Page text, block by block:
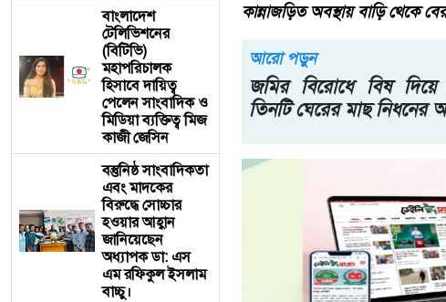
বাংলাদেশ
টেলিভিশনের
(বিটিভি)
মহাপরিচালক
হিসাবে দায়িত্ব
পেলেন সাংবাদিক ও
মিডিয়া ব্যক্তিত্ব মিজ
কাজী জেসিন
বস্তুনিষ্ঠ সাংবাদিকতা
এবং মাদকের
বিরুদ্ধে সোচ্চার
হওয়ার আহ্বান
জানিয়েছেন
অধ্যাপক ডা: এস
এম রফিকুল ইসলাম
বাচ্চু।
কান্নাজড়িত অবস্থায় বাড়ি থেকে
আরো পড়ুন
জমির বিরোধে বিষ দিয়ে
তিনটি ঘেরের মাছ নিধনের